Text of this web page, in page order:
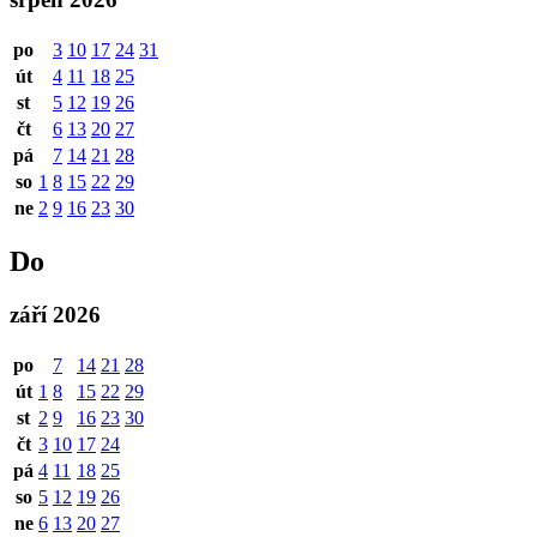
po 3 10 17 24 31
út
4 11 18 25
st
5 12 19 26
čt
6 13 20 27
pá
7 14 21 28
so 1 8 15 22 29
ne 2 9 16 23 30
Do
září 2026
po 7 14 21 28
út 1 8 15 22 29
st 2 9 16 23 30
čt 3 10 17 24
pá 4 11 18 25
so 5 12 19 26
ne 6 13 20 27